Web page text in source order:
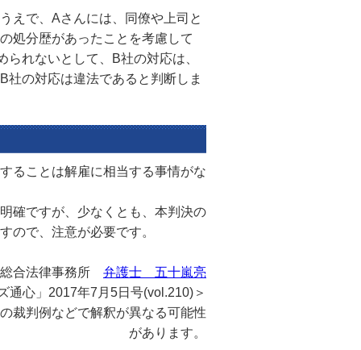
えで、Aさんには、同僚や上司と
処分歴があったことを考慮して
れないとして、B社の対応は、
社の対応は違法であると判断しま
ることは解雇に相当する事情がな
確ですが、少なくとも、本判決の
ので、注意が必要です。
合法律事務所 弁護士 五十嵐亮
通心」2017年7月5日号(vol.210)＞
裁判例などで解釈が異なる可能性
があります。